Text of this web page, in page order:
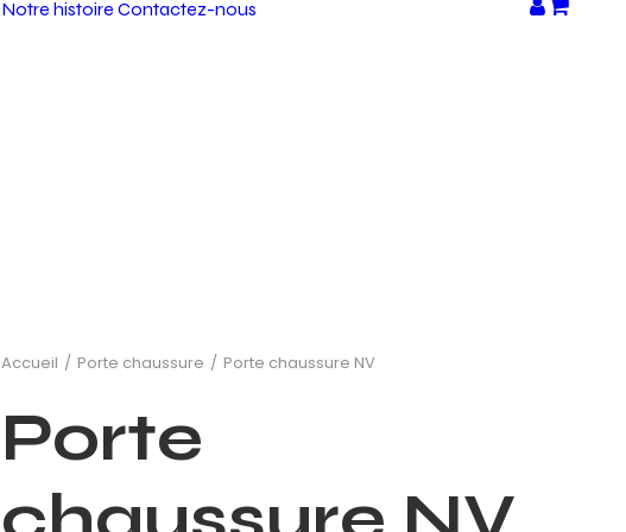
Notre histoire Contactez-nous
Accueil Porte chaussure Porte chaussure NV
Porte